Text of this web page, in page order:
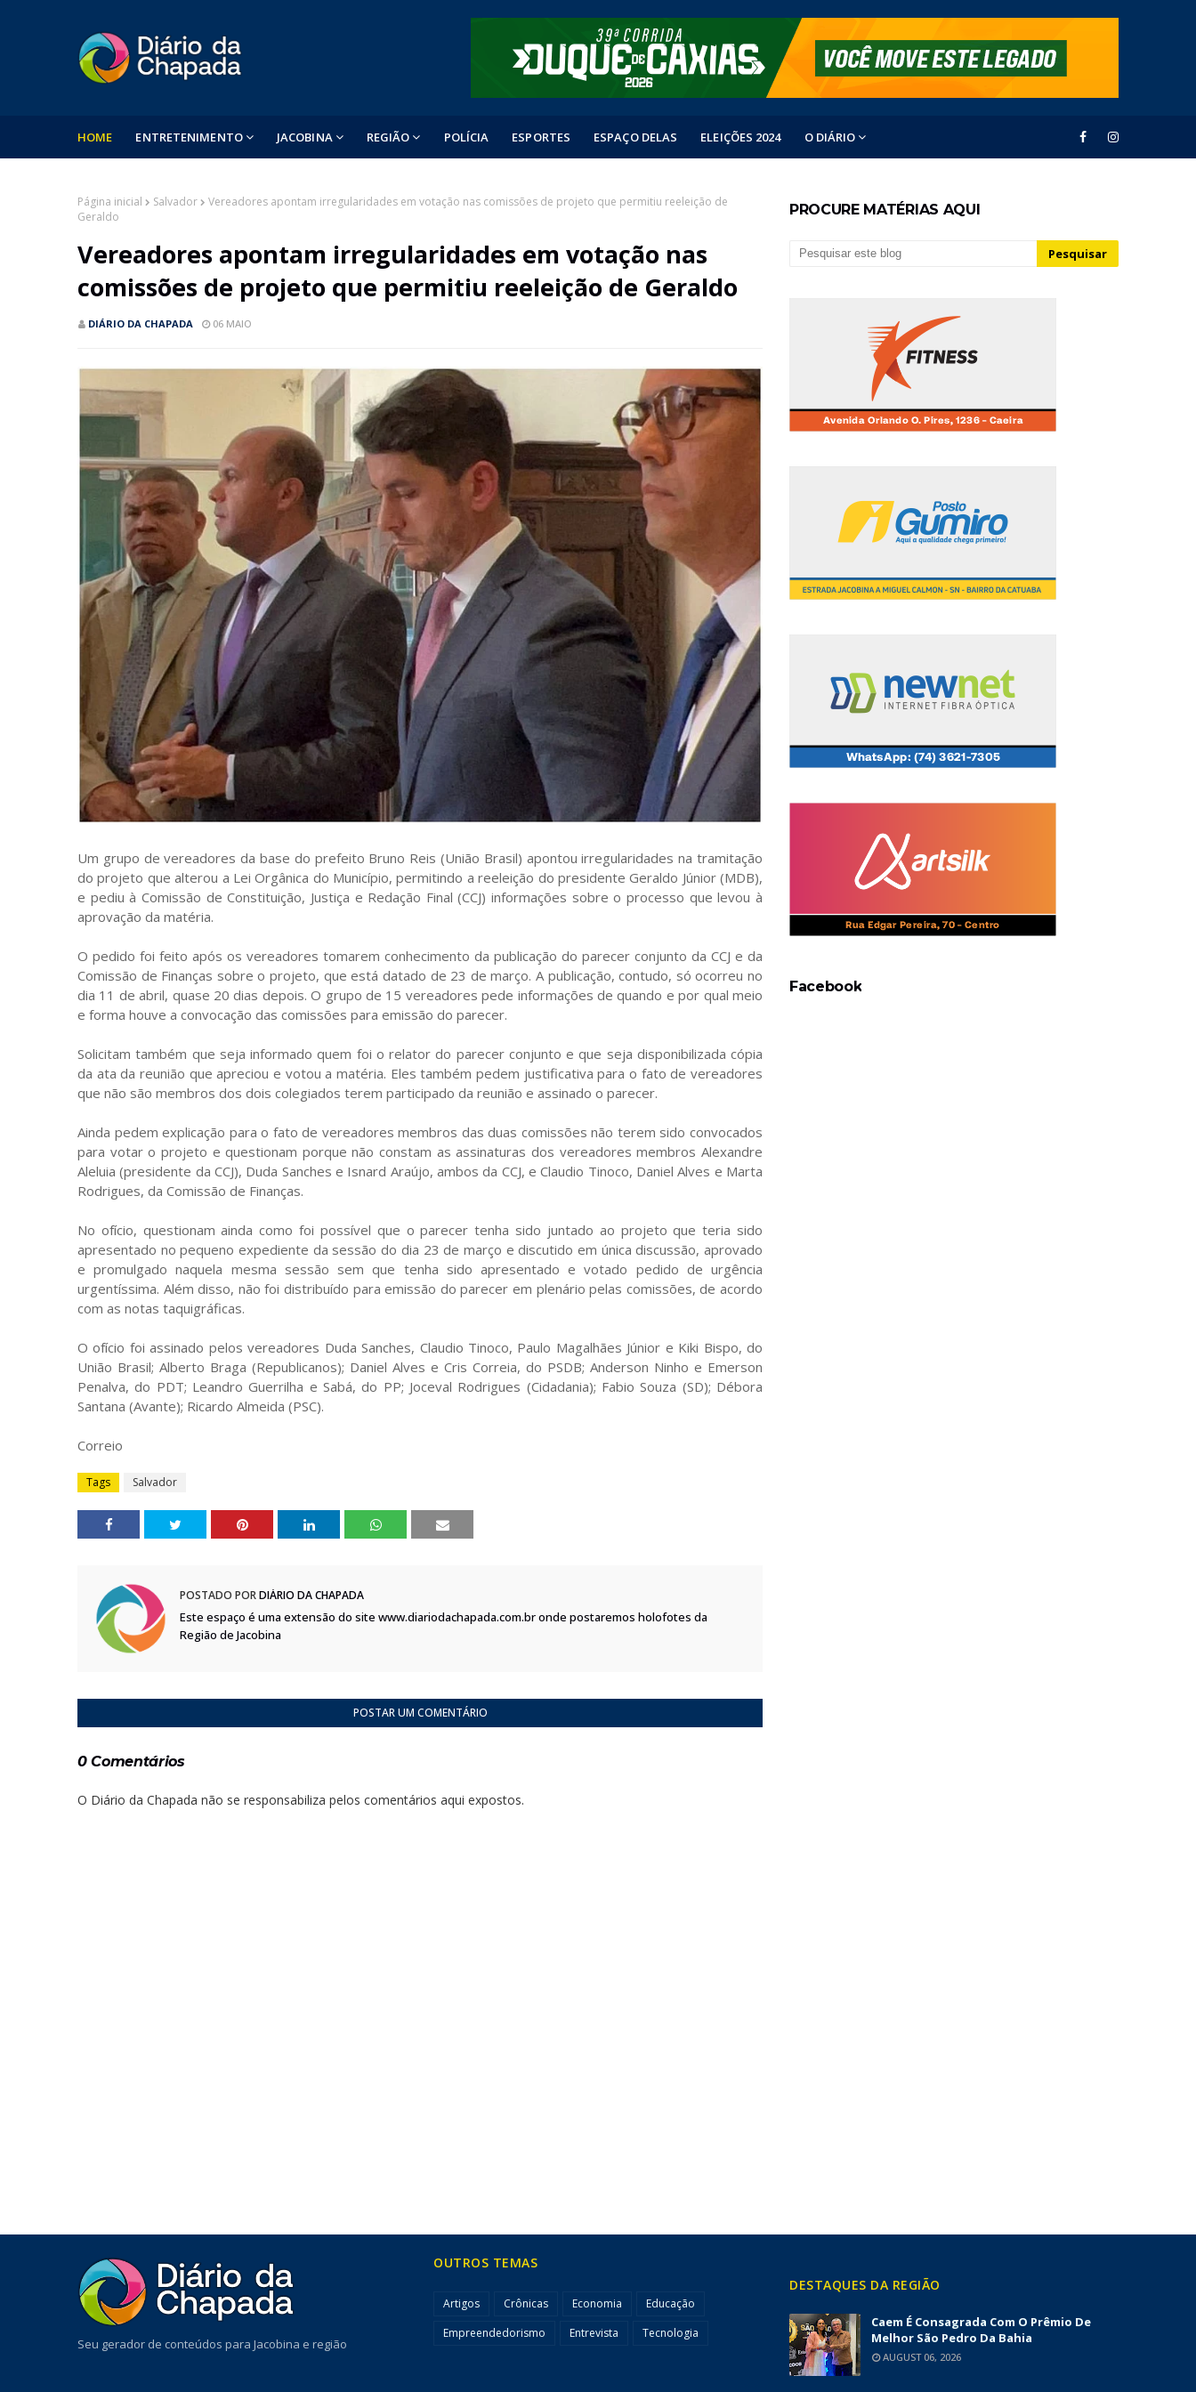
HOME ENTRETENIMENTO JACOBINA REGIÃO POLÍCIA ESPORTES ESPAÇO DELAS ELEIÇÕES 2024 O DIÁRIO
Página inicial Salvador
Vereadores apontam irregularidades em votação nas comissões de projeto que permitiu reeleição de
Geraldo
Vereadores apontam irregularidades em votação nas
comissões de projeto que permitiu reeleição de Geraldo
DIÁRIO DA CHAPADA 06 MAIO
Um grupo de vereadores da base do prefeito Bruno Reis (União Brasil) apontou irregularidades na tramitação
do projeto que alterou a Lei Orgânica do Município, permitindo a reeleição do presidente Geraldo Júnior (MDB),
e pediu à Comissão de Constituição, Justiça e Redação Final (CCJ) informações sobre o processo que levou à
aprovação da matéria.
O pedido foi feito após os vereadores tomarem conhecimento da publicação do parecer conjunto da CCJ e da
Comissão de Finanças sobre o projeto, que está datado de 23 de março. A publicação, contudo, só ocorreu no
dia 11 de abril, quase 20 dias depois. O grupo de 15 vereadores pede informações de quando e por qual meio
e forma houve a convocação das comissões para emissão do parecer.
Solicitam também que seja informado quem foi o relator do parecer conjunto e que seja disponibilizada cópia
da ata da reunião que apreciou e votou a matéria. Eles também pedem justificativa para o fato de vereadores
que não são membros dos dois colegiados terem participado da reunião e assinado o parecer.
Ainda pedem explicação para o fato de vereadores membros das duas comissões não terem sido convocados
para votar o projeto e questionam porque não constam as assinaturas dos vereadores membros Alexandre
Aleluia (presidente da CCJ), Duda Sanches e Isnard Araújo, ambos da CCJ, e Claudio Tinoco, Daniel Alves e Marta
Rodrigues, da Comissão de Finanças.
No ofício, questionam ainda como foi possível que o parecer tenha sido juntado ao projeto que teria sido
apresentado no pequeno expediente da sessão do dia 23 de março e discutido em única discussão, aprovado
e promulgado naquela mesma sessão sem que tenha sido apresentado e votado pedido de urgência
urgentíssima. Além disso, não foi distribuído para emissão do parecer em plenário pelas comissões, de acordo
com as notas taquigráficas.
O ofício foi assinado pelos vereadores Duda Sanches, Claudio Tinoco, Paulo Magalhães Júnior e Kiki Bispo, do
União Brasil; Alberto Braga (Republicanos); Daniel Alves e Cris Correia, do PSDB; Anderson Ninho e Emerson
Penalva, do PDT; Leandro Guerrilha e Sabá, do PP; Joceval Rodrigues (Cidadania); Fabio Souza (SD); Débora
Santana (Avante); Ricardo Almeida (PSC).
Correio
Tags Salvador
POSTADO PORDIÁRIO DA CHAPADA
Este espaço é uma extensão do site www.diariodachapada.com.br onde postaremos holofotes da
Região de Jacobina
POSTAR UM COMENTÁRIO
0 Comentários
O Diário da Chapada não se responsabiliza pelos comentários aqui expostos.
PROCURE MATÉRIAS AQUI
Facebook
Seu gerador de conteúdos para Jacobina e região
OUTROS TEMAS
Artigos Crônicas Economia
Educação
Empreendedorismo
Entrevista Tecnologia
DESTAQUES DA REGIÃO
Caem É Consagrada Com O Prêmio De
Melhor São Pedro Da Bahia
AUGUST 06, 2026